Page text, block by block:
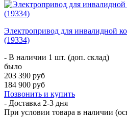
Электропривод для инвалидной
(19334)
- В наличии 1 шт. (доп. склад)
было
203 390 руб
184 900 руб
Позвонить и купить
- Доставка 2-3 дня
При условии товара в наличии